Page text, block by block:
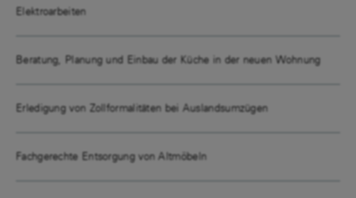
Elektroarbeiten
Beratung, Planung und Einbau der Küche in der neuen Wohnung
Erledigung von Zollformalitäten bei Auslandsumzügen
Fachgerechte Entsorgung von Altmöbeln